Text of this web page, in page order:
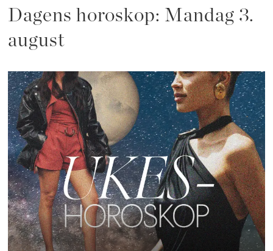
Dagens horoskop: Mandag 3.
august